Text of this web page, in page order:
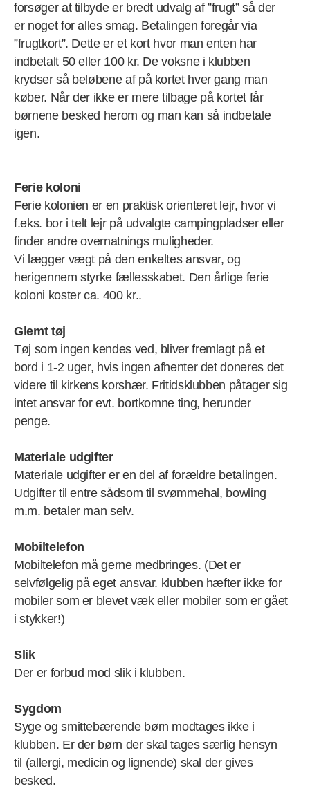
forsøger at tilbyde er bredt udvalg af ”frugt” så der
er noget for alles smag. Betalingen foregår via
”frugtkort”. Dette er et kort hvor man enten har
indbetalt 50 eller 100 kr. De voksne i klubben
krydser så beløbene af på kortet hver gang man
køber. Når der ikke er mere tilbage på kortet får
børnene besked herom og man kan så indbetale
igen.
Ferie koloni
Ferie kolonien er en praktisk orienteret lejr, hvor vi
f.eks. bor i telt lejr på udvalgte campingpladser eller
finder andre overnatnings muligheder.
Vi lægger vægt på den enkeltes ansvar, og
herigennem styrke fællesskabet. Den årlige ferie
koloni koster ca. 400 kr..
Glemt tøj
Tøj som ingen kendes ved, bliver fremlagt på et
bord i 1-2 uger, hvis ingen afhenter det doneres det
videre til kirkens korshær. Fritidsklubben påtager sig
intet ansvar for evt. bortkomne ting, herunder
penge.
Materiale udgifter
Materiale udgifter er en del af forældre betalingen.
Udgifter til entre sådsom til svømmehal, bowling
m.m. betaler man selv.
Mobiltelefon
Mobiltelefon må gerne medbringes. (Det er
selvfølgelig på eget ansvar. klubben hæfter ikke for
mobiler som er blevet væk eller mobiler som er gået
i stykker!)
Slik
Der er forbud mod slik i klubben.
Sygdom
Syge og smittebærende børn modtages ikke i
klubben. Er der børn der skal tages særlig hensyn
til (allergi, medicin og lignende) skal der gives
besked.